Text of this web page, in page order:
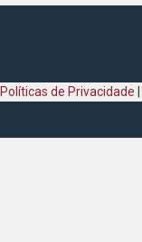
Políticas de Privacidade